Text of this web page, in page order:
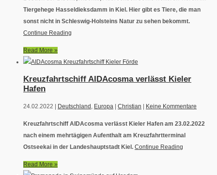
Tiergehege Hasseldieksdamm in Kiel. Hier gibt es Tiere, die man
sonst nicht in Schleswig-Holsteins Natur zu sehen bekommt.
Continue Reading
Read More »
Kreuzfahrtschiff AIDAcosma verlässt Kieler
Hafen
24.02.2022 | Deutschland , Europa Christian Keine Kommentare
Kreuzfahrtschiff AIDAcosma verlässt Kieler Hafen am 23.02.2022
nach einem mehrtägigen Aufenthalt am Kreuzfahrtterminal
Ostseekai in der Landeshauptstadt Kiel. Continue Reading
Read More »